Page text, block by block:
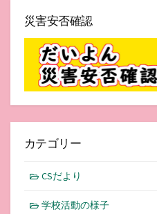
災害安否確認
カテゴリー
CSだより
学校活動の様子